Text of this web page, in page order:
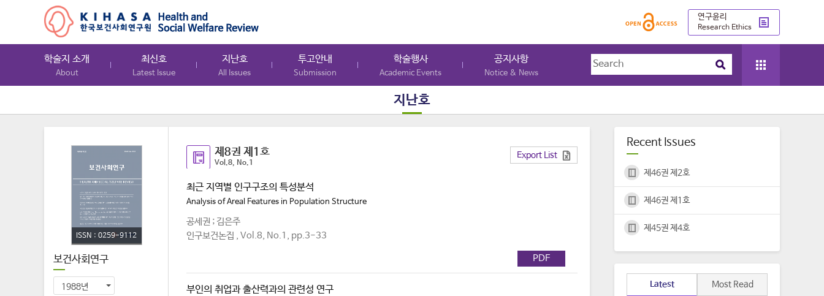
연구윤리
Research Ethics
학술지 소개
About
최신호
Latest Issue
지난호
All Issues
투고안내
Submission
학술행사
Academic Events
공지사항
Notice & News
지난호
ISSN : 0259-9112
보건사회연구
1988년
제8권 제1호
Vol.8, No.1
Export List
최근 지역별 인구구조의 특성분석
Analysis of Areal Features in Population Structure
공세권 ; 김은주
인구보건논집 , Vol.8, No.1, pp.3-33
PDF
부인의 취업과 출산력과의 관련성 연구
Recent Issues
제46권 제2호
제46권 제1호
제45권 제4호
Latest Most Read